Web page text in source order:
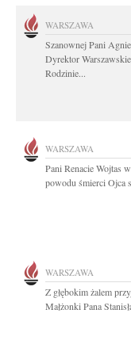
WARSZAWA
Szanownej Pani
Dyrektor
Rodzinie...
WARSZAWA
Pani Renacie Wojtas
powodu śmierci Ojca
WARSZAWA
Z głębokim żalem
Małżonki Pana